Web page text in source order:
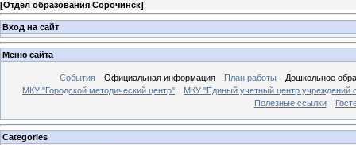
[Отдел образования Сорочинск]
Вход на сайт
Меню сайта
События Официальная информация План работы
Дошкольное
МКУ "Городской методический центр"
МКУ "Единый учетный центр учреждений
Полезные ссылки
Categories